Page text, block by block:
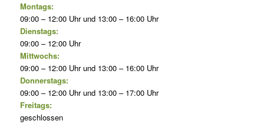
Montags:
09:00 – 12:00 Uhr und 13:00 – 16:00 Uhr
Dienstags:
09:00 – 12:00 Uhr
Mittwochs:
09:00 – 12:00 Uhr und 13:00 – 16:00 Uhr
Donnerstags:
09:00 – 12:00 Uhr und 13:00 – 17:00 Uhr
Freitags:
geschlossen